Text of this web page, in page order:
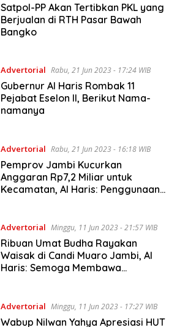
Satpol-PP Akan Tertibkan PKL yang
Berjualan di RTH Pasar Bawah
Bangko
Advertorial Rabu, 21 Jun 2023 - 17:24 WIB
Gubernur Al Haris Rombak 11
Pejabat Eselon II, Berikut Nama-
namanya
Advertorial Rabu, 21 Jun 2023 - 16:18 WIB
Pemprov Jambi Kucurkan
Anggaran Rp7,2 Miliar untuk
Kecamatan, Al Haris: Penggunaan
Advertorial Minggu, 11 Jun 2023 - 21:57 WIB
Ribuan Umat Budha Rayakan
Waisak di Candi Muaro Jambi, Al
Haris: Semoga Membawa
Advertorial Minggu, 11 Jun 2023 - 17:27 WIB
Wabup Nilwan Yahya Apresiasi HUT